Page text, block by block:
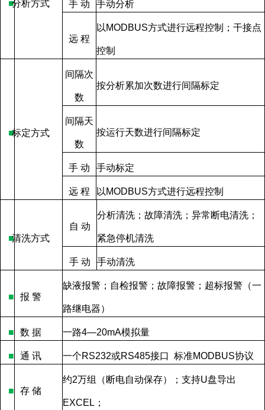
■分析方式 手 动 手动分析
远 程
以 MODBUS方式进行远程控制；干接点
控制
■标定方式
间隔次
数
按分析累加次数进行间隔标定
间隔天
数
按运行天数进行间隔标定
手 动 手动标定
远 程 以 MODBUS方式进行远程控制
■清洗方式
自 动
分析清洗；故障清洗；异常断电清洗；
紧急停机清洗
手 动 手动清洗
■ 报 警
缺液报警；自检报警；故障报警；超标报警（一
路继电器）
■ 数 据 一路4—20mA模拟量
■ 通 讯 一个RS232或RS485接口 标准MODBUS协议
■ 存 储
约2万组（断电自动保存）；支持U盘导出
EXCEL ；